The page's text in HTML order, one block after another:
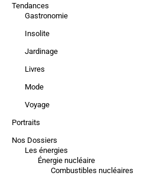
Tendances
Gastronomie
Insolite
Jardinage
Livres
Mode
Voyage
Portraits
Nos Dossiers
Les énergies
Énergie nucléaire
Combustibles nucléaires